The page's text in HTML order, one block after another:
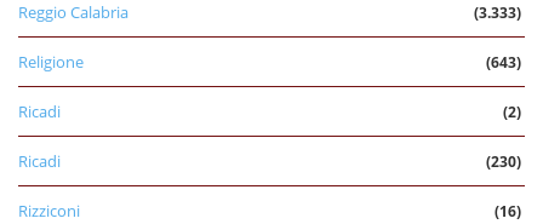
Reggio Calabria (3.333)
Religione (643)
Ricadi (2)
Ricadi (230)
Rizziconi (16)